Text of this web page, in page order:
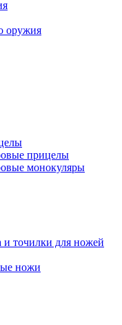
оружия
прицелы
монокуляры
и точилки для ножей
ножи